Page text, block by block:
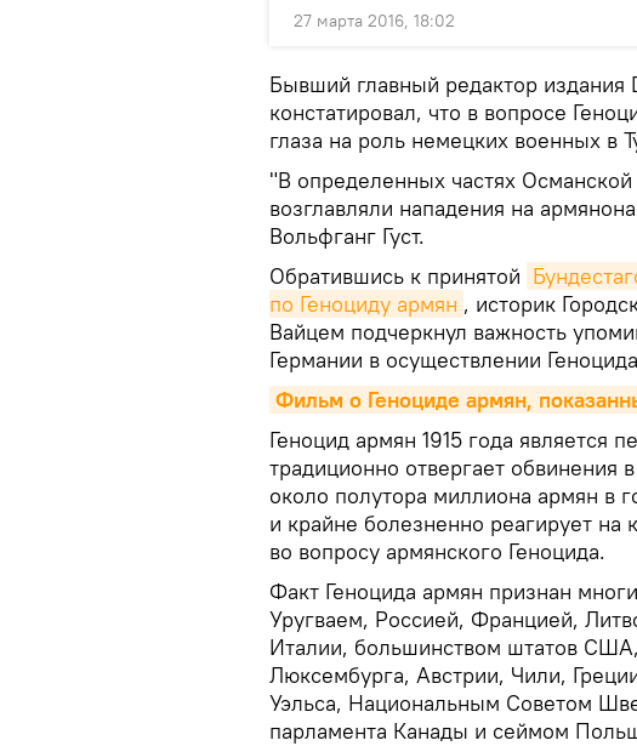
27 марта 2016, 18:02
Бывший главный редактор издания
констатировал, что в вопросе
глаза на роль немецких военных в
"В определенных частях
возглавляли нападения на
Вольфганг Густ.
Обратившись к принятой
по Геноциду армян , историк
Вайцем подчеркнул важность
Германии в осуществлении
Фильм о Геноциде армян,
Геноцид армян 1915 года является
традиционно отвергает обвинения
около полутора миллиона армян в
и крайне болезненно реагирует на
во вопросу армянского Геноцида.
Факт Геноцида армян признан
Уругваем, Россией, Францией,
Италии, большинством штатов
Люксембурга, Австрии, Чили,
Уэльса, Национальным Советом
парламента Канады и сеймом